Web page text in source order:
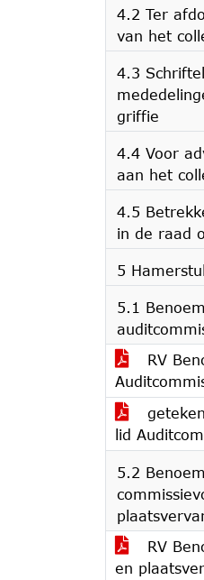
4.2 Ter
van het
4.3
griffie
4.4 Voor
aan het
4.5
in de raad
5
5.1
RV
lid
5.2
RV
en